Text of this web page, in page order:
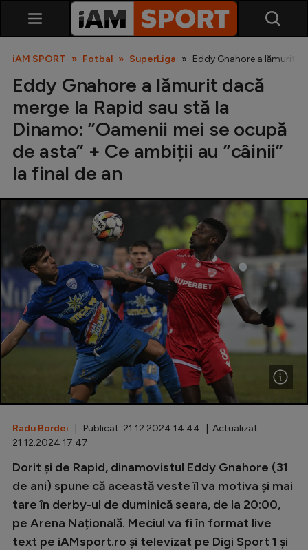
SuperLiga
Liga 2
Cupa României
Echipa Națională
U21
Fotbal feminin
Special
Diverse
Inedit
Champions League
Europa League
Conference League
iAM SPORT Fotbal SuperLiga Eddy Gnahore a lămurit
Eddy Gnahore a lămurit dacă
merge la Rapid sau stă la
Dinamo: ”Oamenii mei se ocupă
de asta” + Ce ambiții au ”câinii”
la final de an
Radu Bordei | Publicat: 21.12.2024 14:44 | Actualizat:
21.12.2024 17:47
Dorit și de Rapid, dinamovistul Eddy Gnahore (31
de ani) spune că această veste îl va motiva și mai
tare în derby-ul de duminică seara, de la 20:00,
pe Arena Națională. Meciul va fi în format live
text pe iAMsport.ro și televizat pe Digi Sport 1 și